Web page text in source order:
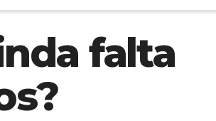
falta